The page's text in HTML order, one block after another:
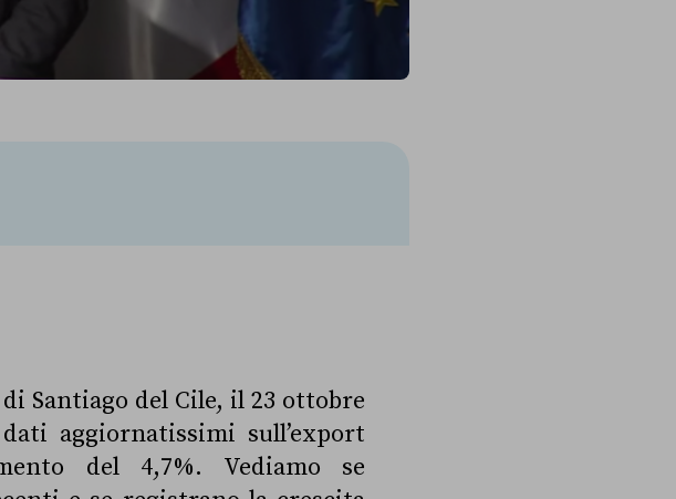
Santiago del Cile, il 23 ottobre
aggiornatissimi sull’export
del 4,7%. Vediamo se